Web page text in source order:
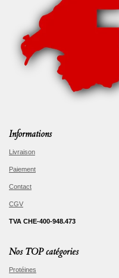
Informations
Livraison
Paiement
Contact
CGV
TVA CHE-400-948.473
Nos TOP catégories
Protéines